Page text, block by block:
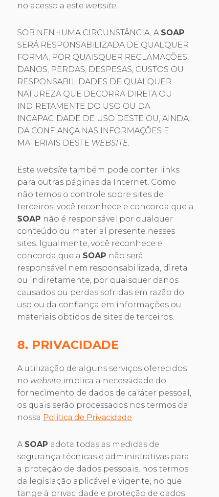
no acesso a este website.
SOB NENHUMA CIRCUNSTÂNCIA, A SOAP
SERÁ RESPONSABILIZADA DE QUALQUER
FORMA, POR QUAISQUER RECLAMAÇÕES,
DANOS, PERDAS, DESPESAS, CUSTOS OU
RESPONSABILIDADES DE QUALQUER
NATUREZA QUE DECORRA DIRETA OU
INDIRETAMENTE DO USO OU DA
INCAPACIDADE DE USO DESTE OU, AINDA,
DA CONFIANÇA NAS INFORMAÇÕES E
MATERIAIS DESTE WEBSITE.
Este website também pode conter links
para outras páginas da Internet. Como
não temos o controle sobre sites de
terceiros, você reconhece e concorda que a
SOAP não é responsável por qualquer
conteúdo ou material presente nesses
sites. Igualmente, você reconhece e
concorda que a SOAP não será
responsável nem responsabilizada, direta
ou indiretamente, por quaisquer danos
causados ou perdas sofridas em razão do
uso ou da confiança em informações ou
materiais obtidos de sites de terceiros.
8. PRIVACIDADE
A utilização de alguns serviços oferecidos
no website implica a necessidade do
fornecimento de dados de caráter pessoal,
os quais serão processados nos termos da
nossa Política de Privacidade.
A SOAP adota todas as medidas de
segurança técnicas e administrativas para
a proteção de dados pessoais, nos termos
da legislação aplicável e vigente, no que
tange à privacidade e proteção de dados